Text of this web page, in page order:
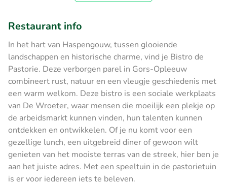
Restaurant info
In het hart van Haspengouw, tussen glooiende
landschappen en historische charme, vind je Bistro de
Pastorie. Deze verborgen parel in Gors-Opleeuw
combineert rust, natuur en een vleugje geschiedenis met
een warm welkom. Deze bistro is een sociale werkplaats
van De Wroeter, waar mensen die moeilijk een plekje op
de arbeidsmarkt kunnen vinden, hun talenten kunnen
ontdekken en ontwikkelen. Of je nu komt voor een
gezellige lunch, een uitgebreid diner of gewoon wilt
genieten van het mooiste terras van de streek, hier ben je
aan het juiste adres. Met een speeltuin in de pastorietuin
is er voor iedereen iets te beleven.